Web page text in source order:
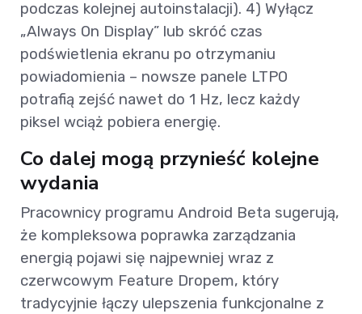
podczas kolejnej autoinstalacji). 4) Wyłącz
„Always On Display” lub skróć czas
podświetlenia ekranu po otrzymaniu
powiadomienia – nowsze panele LTPO
potrafią zejść nawet do 1 Hz, lecz każdy
piksel wciąż pobiera energię.
Co dalej mogą przynieść kolejne
wydania
Pracownicy programu Android Beta sugerują,
że kompleksowa poprawka zarządzania
energią pojawi się najpewniej wraz z
czerwcowym Feature Dropem, który
tradycyjnie łączy ulepszenia funkcjonalne z